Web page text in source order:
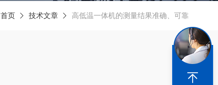
首页 技术文章 高低温一体机的测量结果准确、可靠